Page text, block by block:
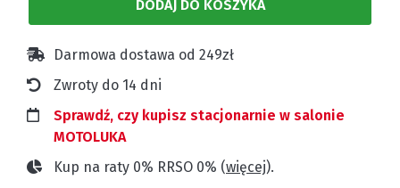
DODAJ DO KOSZYKA
Darmowa dostawa od 249zł
Zwroty do 14 dni
Sprawdź, czy kupisz stacjonarnie w salonie
MOTOLUKA
Kup na raty 0% RRSO 0% (więcej).